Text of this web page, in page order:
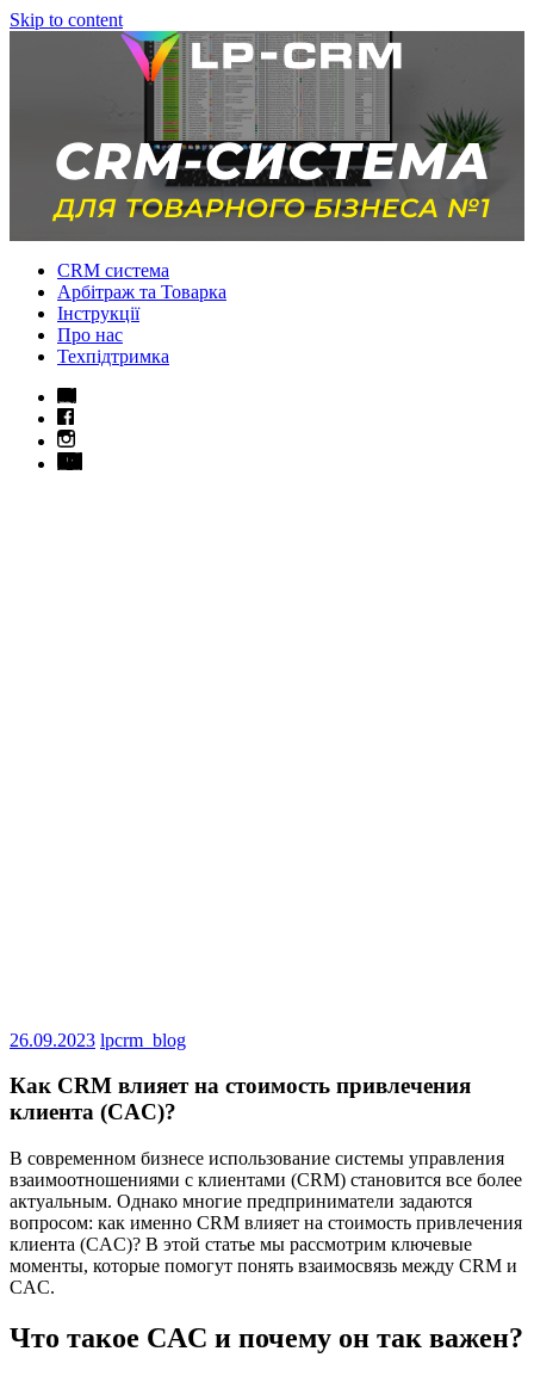
Skip to content
CRM система
Арбітраж та Товарка
Інструкції
Про нас
Техпідтримка
26.09.2023 lpcrm_blog
Как CRM влияет на стоимость привлечения
клиента (CAC)?
В современном бизнесе использование системы управления
взаимоотношениями с клиентами (CRM) становится все более
актуальным. Однако многие предприниматели задаются
вопросом: как именно CRM влияет на стоимость привлечения
клиента (CAC)? В этой статье мы рассмотрим ключевые
моменты, которые помогут понять взаимосвязь между CRM и
CAC.
Что такое CAC и почему он так важен?